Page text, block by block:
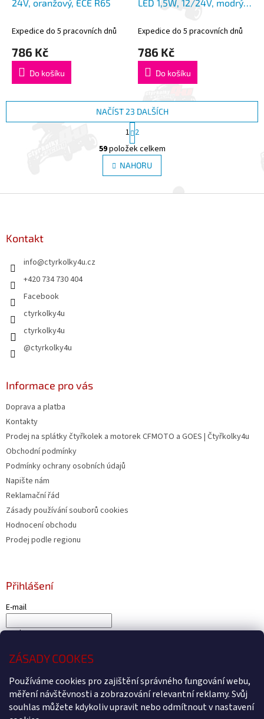
ZÁSADY COOKES
Používáme cookies pro zajištění správného fungování webu,
měření návštěvnosti a zobrazování relevantní reklamy. Svůj
souhlas můžete kdykoliv upravit nebo odmítnout v nastavení
24V, oranžový, ECE R65
Expedice do 5 pracovních dnů
786 Kč
Do košíku
LED 1,5W, 12/24V, modrý,
Expedice do 5 pracovních dnů
786 Kč
Do košíku
O
v
l
á
NAČÍST 23 DALŠÍCH
S
t
r
á
n
k
v
1 2
59položek celkem
NAHORU
Kontakt
info@ctyrkolky4u.cz
+420 734 730 404
Facebook
ctyrkolky4u
ctyrkolky4u
@ctyrkolky4u
Informace pro vás
Doprava a platba
Kontakty
Prodej na splátky čtyřkolek a motorek CFMOTO a GOES | Čtyřkolky4u
Obchodní podmínky
Podmínky ochrany osobních údajů
Napište nám
Reklamační řád
Zásady používání souborů cookies
Hodnocení obchodu
Prodej podle regionu
Přihlášení
E-mail
Heslo
PŘIHLÁSIT SE
Nová registraceZapomenuté heslo